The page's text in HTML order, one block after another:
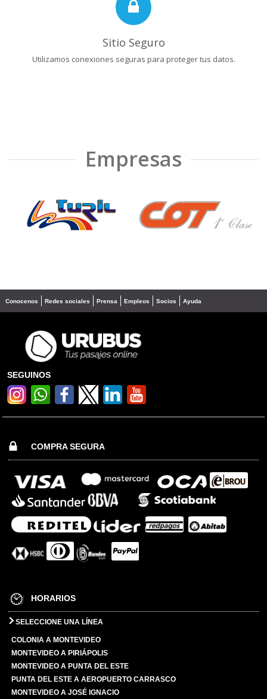
Sitio Seguro
Utilizamos conexiones seguras para proteger tus datos.
Empresas
❮ ❯
Conocenos Redes sociales Prensa Empleos Socios Ayuda
SEGUINOS
COMPRA SEGURA
HORARIOS
SELECCIONE UNA LÍNEA
COLONIA A MONTEVIDEO
MONTEVIDEO A PIRIÁPOLIS
MONTEVIDEO A PUNTA DEL ESTE
PUNTA DEL ESTE A AEROPUERTO CARRASCO
MONTEVIDEO A JOSÉ IGNACIO